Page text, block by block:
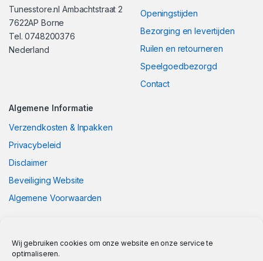
Wij gebruiken cookies om onze website en onze service te
optimaliseren.
Tunesstore.nl Ambachtstraat 2
7622AP Borne
Tel. 0748200376
Nederland
Openingstijden
Bezorging en levertijden
Ruilen en retourneren
Speelgoedbezorgd
Contact
Algemene Informatie
Verzendkosten & Inpakken
Privacybeleid
Disclaimer
Beveiliging Website
Algemene Voorwaarden